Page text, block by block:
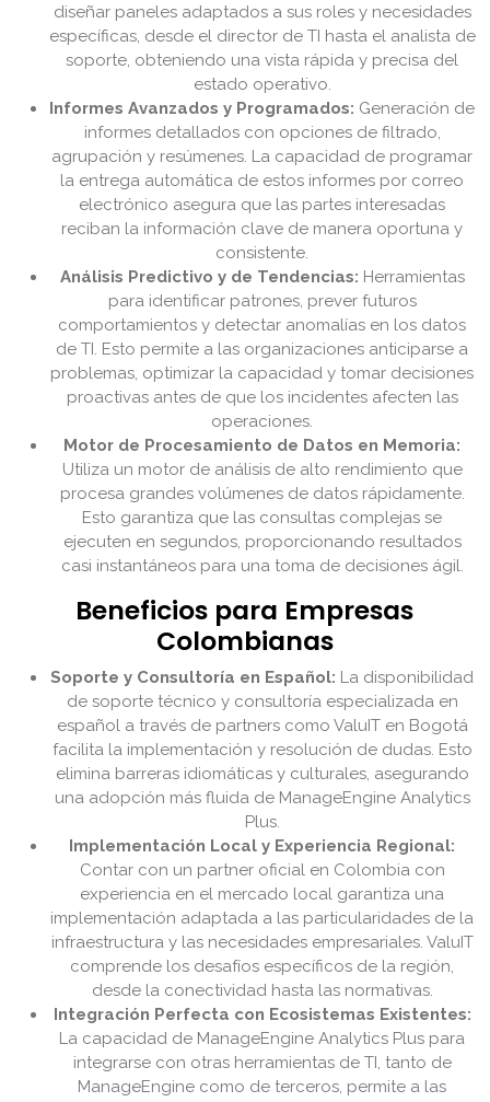
diseñar paneles adaptados a sus roles y necesidades
específicas, desde el director de TI hasta el analista de
soporte, obteniendo una vista rápida y precisa del
estado operativo.
Informes Avanzados y Programados: Generación de
informes detallados con opciones de filtrado,
agrupación y resúmenes. La capacidad de programar
la entrega automática de estos informes por correo
electrónico asegura que las partes interesadas
reciban la información clave de manera oportuna y
consistente.
Análisis Predictivo y de Tendencias: Herramientas
para identificar patrones, prever futuros
comportamientos y detectar anomalías en los datos
de TI. Esto permite a las organizaciones anticiparse a
problemas, optimizar la capacidad y tomar decisiones
proactivas antes de que los incidentes afecten las
operaciones.
Motor de Procesamiento de Datos en Memoria:
Utiliza un motor de análisis de alto rendimiento que
procesa grandes volúmenes de datos rápidamente.
Esto garantiza que las consultas complejas se
ejecuten en segundos, proporcionando resultados
casi instantáneos para una toma de decisiones ágil.
Beneficios para Empresas
Colombianas
Soporte y Consultoría en Español: La disponibilidad
de soporte técnico y consultoría especializada en
español a través de partners como ValuIT en Bogotá
facilita la implementación y resolución de dudas. Esto
elimina barreras idiomáticas y culturales, asegurando
una adopción más fluida de ManageEngine Analytics
Plus.
Implementación Local y Experiencia Regional:
Contar con un partner oficial en Colombia con
experiencia en el mercado local garantiza una
implementación adaptada a las particularidades de la
infraestructura y las necesidades empresariales. ValuIT
comprende los desafíos específicos de la región,
desde la conectividad hasta las normativas.
Integración Perfecta con Ecosistemas Existentes:
La capacidad de ManageEngine Analytics Plus para
integrarse con otras herramientas de TI, tanto de
ManageEngine como de terceros, permite a las